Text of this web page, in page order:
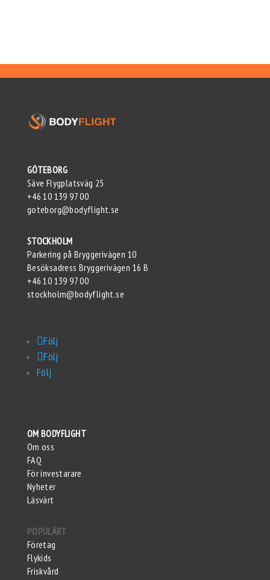
GÖTEBORG
Säve Flygplatsväg 25
+46 10 139 97 00
goteborg@bodyflight.se
STOCKHOLM
Parkering på Bryggerivägen 10
Besöksadress Bryggerivägen 16 B
+46 10 139 97 00
stockholm@bodyflight.se
Följ
Följ
Följ
OM BODYFLIGHT
Om oss
FAQ
För investarare
Nyheter
Läsvärt
POPULÄRT
Företag
Flykids
Friskvård